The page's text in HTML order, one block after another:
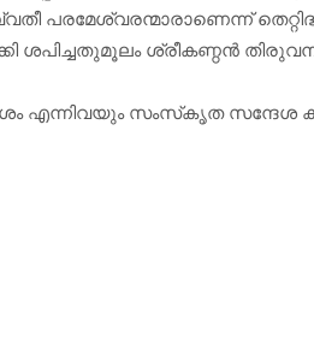
പരമേശ്വരന്മാരാണെന്ന്
ശപിച്ചതുമൂലം ശ്രീകണ്ഠന്‍
എന്നിവയും സംസ്‌കൃത സന്ദേശ